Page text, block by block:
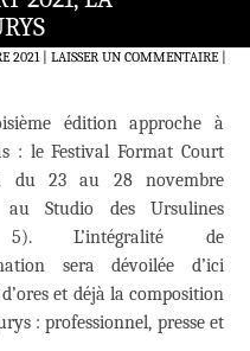
2021 LAISSER UN COMMENTAIRE|
édition approche à
: le Festival Format Court
du 23 au 28 novembre
au Studio des Ursulines
L’intégralité de
sera dévoilée d’ici
et déjà la composition
: professionnel, presse et